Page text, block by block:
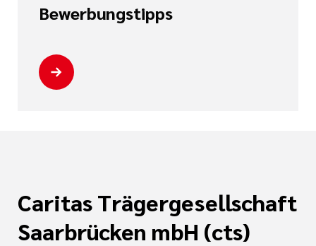
Meilensteine
und
Bewerbungstipps
Caritas Trägergesellschaft
Saarbrücken mbH (cts)